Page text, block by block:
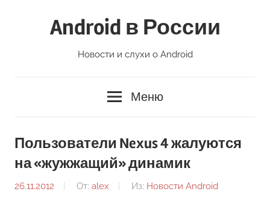
Android в России
Новости и слухи о Android
Меню
Пользователи Nexus 4 жалуются
на «жужжащий» динамик
26.11.2012 От: alex Из: Новости Android